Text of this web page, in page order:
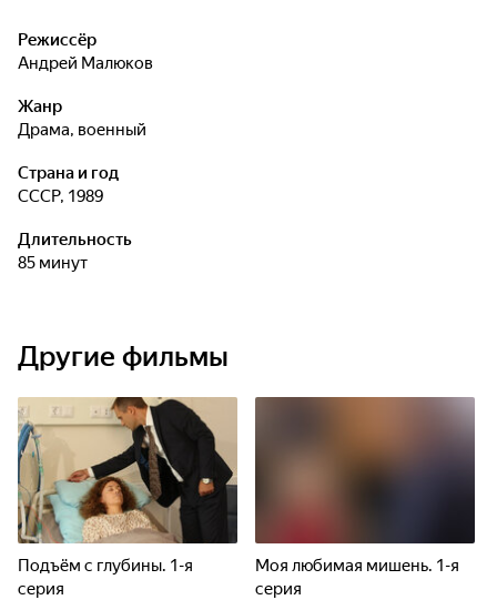
Режиссёр
Андрей Малюков
Жанр
драма, военный
Страна и год
СССР, 1989
Длительность
85 минут
Другие фильмы
Подъём с глубины. 1-я
серия
Моя любимая мишень. 1-я
серия